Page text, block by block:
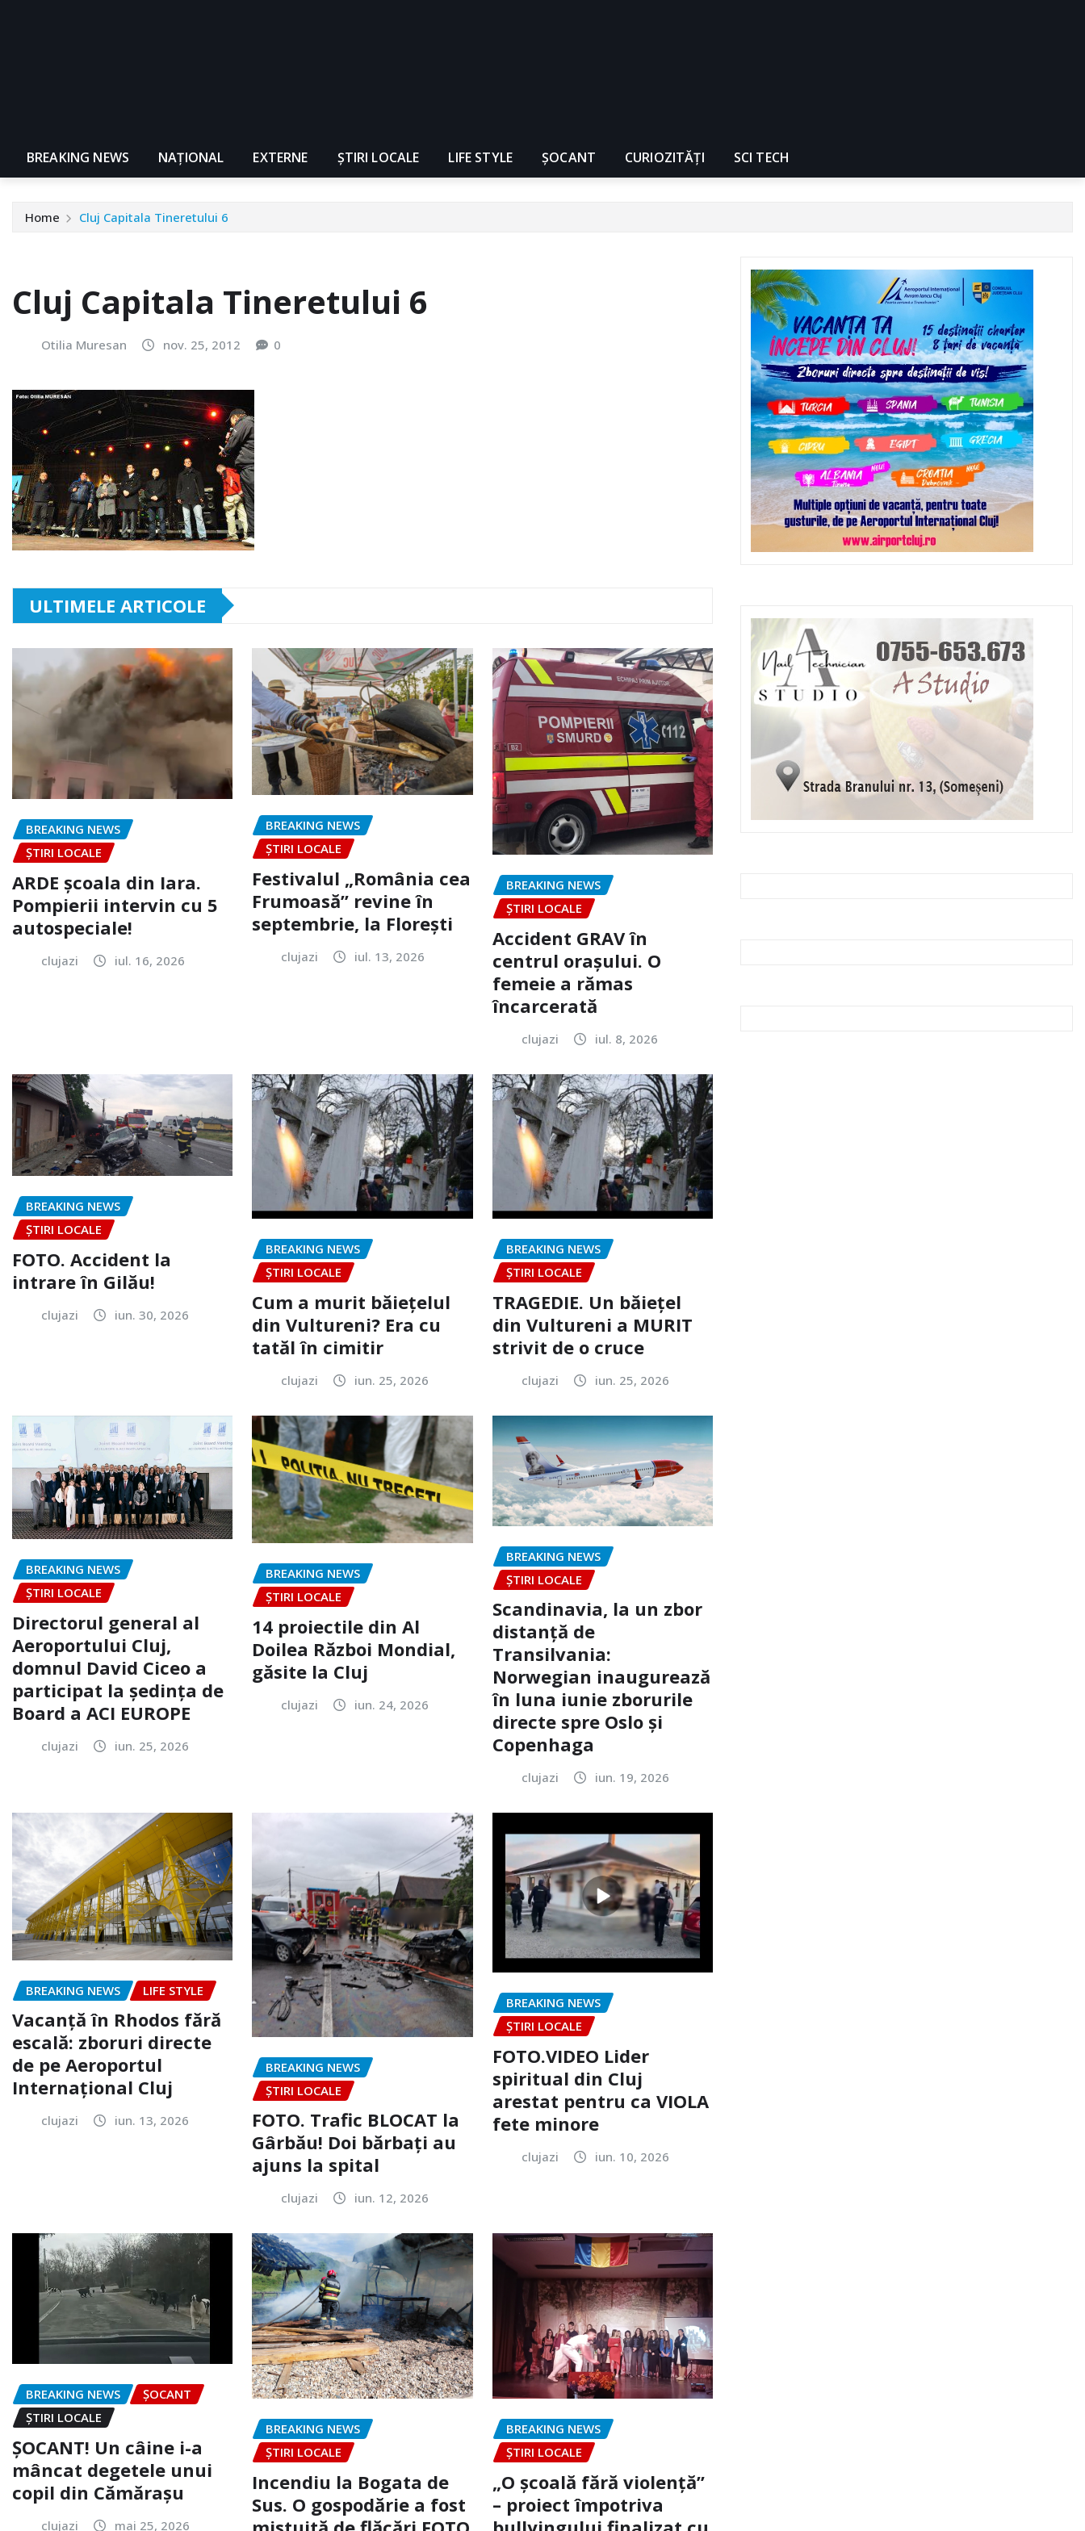
BREAKING NEWS NAŢIONAL EXTERNE ȘTIRI LOCALE LIFE STYLE ȘOCANT CURIOZITĂȚI SCI TECH
Home Cluj Capitala Tineretului 6
Cluj Capitala Tineretului 6
Otilia Muresan nov. 25, 2012 0
ULTIMELE ARTICOLE
BREAKING NEWS
ȘTIRI LOCALE
ARDE școala din Iara.
Pompierii intervin cu 5
autospeciale!
clujazi iul. 16, 2026
BREAKING NEWS
ȘTIRI LOCALE
Festivalul „România cea
Frumoasă” revine în
septembrie, la Florești
clujazi iul. 13, 2026
BREAKING NEWS
ȘTIRI LOCALE
Accident GRAV în
centrul orașului. O
femeie a rămas
încarcerată
clujazi iul. 8, 2026
BREAKING NEWS
ȘTIRI LOCALE
FOTO. Accident la
intrare în Gilău!
clujazi iun. 30, 2026
BREAKING NEWS
ȘTIRI LOCALE
Cum a murit băiețelul
din Vultureni? Era cu
tatăl în cimitir
clujazi iun. 25, 2026
BREAKING NEWS
ȘTIRI LOCALE
TRAGEDIE. Un băiețel
din Vultureni a MURIT
strivit de o cruce
clujazi iun. 25, 2026
BREAKING NEWS
ȘTIRI LOCALE
Directorul general al
Aeroportului Cluj,
domnul David Ciceo a
participat la ședința de
Board a ACI EUROPE
clujazi iun. 25, 2026
BREAKING NEWS
ȘTIRI LOCALE
14 proiectile din Al
Doilea Război Mondial,
găsite la Cluj
clujazi iun. 24, 2026
BREAKING NEWS
ȘTIRI LOCALE
Scandinavia, la un zbor
distanță de
Transilvania:
Norwegian inaugurează
în luna iunie zborurile
directe spre Oslo și
Copenhaga
clujazi iun. 19, 2026
BREAKING NEWS LIFE STYLE
Vacanță în Rhodos fără
escală: zboruri directe
de pe Aeroportul
Internațional Cluj
clujazi iun. 13, 2026
BREAKING NEWS
ȘTIRI LOCALE
FOTO. Trafic BLOCAT la
Gârbău! Doi bărbați au
ajuns la spital
clujazi iun. 12, 2026
BREAKING NEWS
ȘTIRI LOCALE
FOTO.VIDEO Lider
spiritual din Cluj
arestat pentru ca VIOLA
fete minore
clujazi iun. 10, 2026
BREAKING NEWS
ȘOCANT
ȘTIRI LOCALE
ȘOCANT! Un câine i-a
mâncat degetele unui
copil din Cămărașu
clujazi mai 25, 2026
BREAKING NEWS
ȘTIRI LOCALE
Incendiu la Bogata de
Sus. O gospodărie a fost
BREAKING NEWS
ȘTIRI LOCALE
„O școală fără violență”
– proiect împotriva